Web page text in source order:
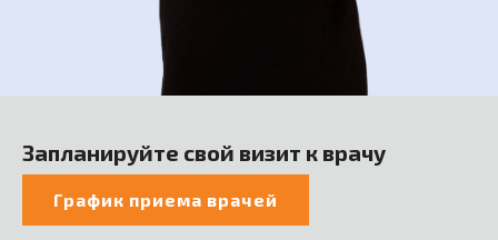
Запланируйте свой визит к врачу
График приема врачей